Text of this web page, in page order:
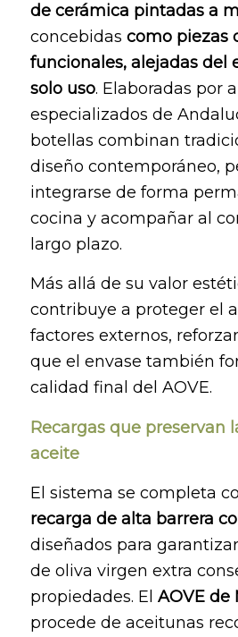
de cerámica pintadas a
concebidas como piezas
funcionales, alejadas del
solo uso. Elaboradas por
especializados de
botellas combinan
diseño contemporáneo,
integrarse de forma
cocina y acompañar al
largo plazo.
Más allá de su valor
contribuye a proteger el
factores externos,
que el envase también
calidad final del AOVE.
Recargas que preservan
aceite
El sistema se completa
recarga de alta barrera
diseñados para
de oliva virgen extra
propiedades. El AOVE de
procede de aceitunas